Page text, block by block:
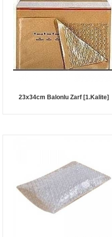
23x34cm Balonlu Zarf [1.Kalite]